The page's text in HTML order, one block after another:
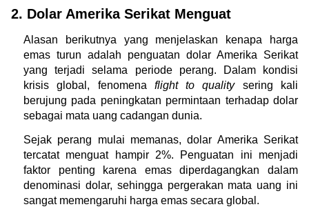
2. Dolar Amerika Serikat Menguat
Alasan berikutnya yang menjelaskan kenapa harga
emas turun adalah penguatan dolar Amerika Serikat
yang terjadi selama periode perang. Dalam kondisi
krisis global, fenomena flight to quality sering kali
berujung pada peningkatan permintaan terhadap dolar
sebagai mata uang cadangan dunia.
Sejak perang mulai memanas, dolar Amerika Serikat
tercatat menguat hampir 2%. Penguatan ini menjadi
faktor penting karena emas diperdagangkan dalam
denominasi dolar, sehingga pergerakan mata uang ini
sangat memengaruhi harga emas secara global.